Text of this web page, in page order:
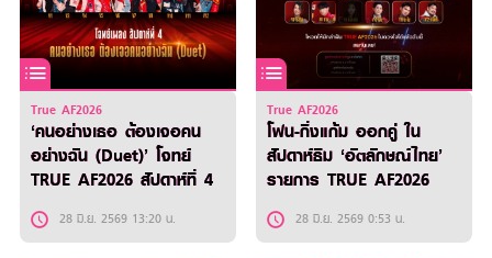
True AF2026
‘คนอย่างเธอ ต้องเจอคน
อย่างฉัน (Duet)’ โจทย์
TRUE AF2026 สัปดาห์ที่ 4
28 มิ.ย. 2569 13:20 น.
True AF2026
โฟน-กิ่งแก้ม ออกคู่ ใน
สัปดาห์ธีม ‘อัตลักษณ์ไทย’
รายการ TRUE AF2026
28 มิ.ย. 2569 0:53 น.